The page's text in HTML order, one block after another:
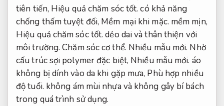
tiên tiến, Hiệu quả chăm sóc tốt. có khả năng
chống thấm tuyệt đối, Mềm mại khi mặc. mềm mịn,
Hiệu quả chăm sóc tốt. dẻo dai và thân thiện với
môi trường.Chăm sóc cơ thể. Nhiều mẫu mới. Nhờ
cấu trúc sợi polymer đặc biệt, Nhiều mẫu mới. áo
không bị dính vào da khi gặp mưa, Phù hợp nhiều
độ tuổi. không ám mùi nhựa và không gây bí bách
trong quá trình sử dụng.